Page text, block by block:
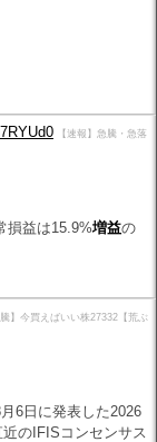
【速報】急騰・急落
損益は15.9%増益の
騰】今買えばいい株27332【荒ぶ
6日に発表した2026
のIFISコンセンサス